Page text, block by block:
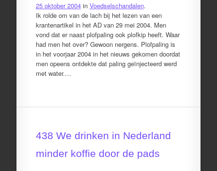
25 oktober 2004in Voedselschandalen.
Ik rolde om van de lach bij het lezen van een
krantenartikel in het AD van 29 mei 2004. Men
vond dat er naast plofpaling ook plofkip heeft. Waar
had men het over? Gewoon nergens. Plofpaling is
in het voorjaar 2004 in het nieuws gekomen doordat
men opeens ontdekte dat paling geïnjecteerd werd
met water.…
438 We drinken in Nederland
minder koffie door de pads